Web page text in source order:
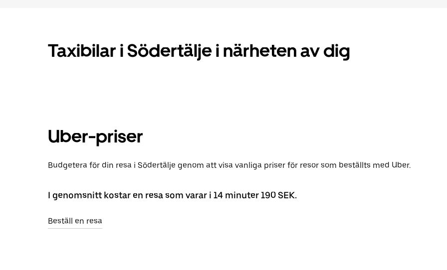
Taxibilar i Södertälje i närheten av dig
Uber-priser
Budgetera för din resa i Södertälje genom att visa vanliga priser för resor som beställts med Uber.
I genomsnitt kostar en resa som varar i 14 minuter 190 SEK.
Beställ en resa